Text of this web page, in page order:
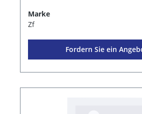
Marke
Zf
Fordern Sie ein